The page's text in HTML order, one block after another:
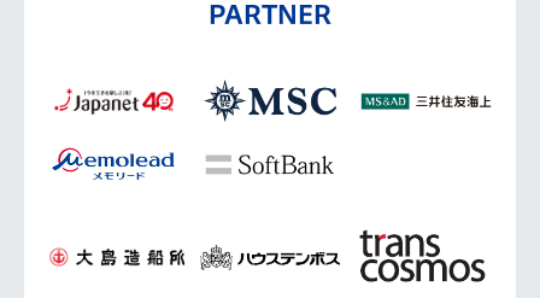
PARTNER